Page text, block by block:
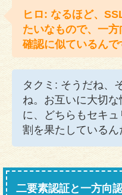
ヒロ: なるほど、
たいなもので、一
確認に似ているんで
タクミ: そうだね、
ね。お互いに大切
に、どちらもセキ
割を果たしているん
二要素認証と一方向